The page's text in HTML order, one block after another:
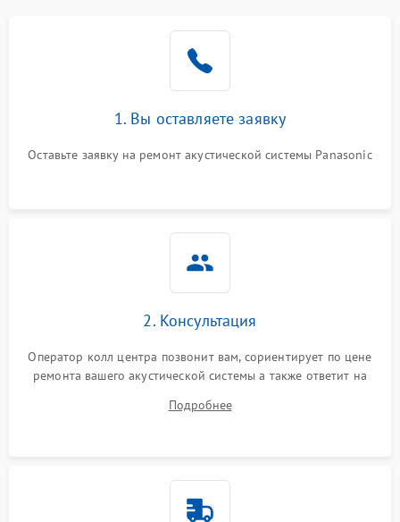
1. Вы оставляете заявку
Оставьте заявку на ремонт акустической системы Panasonic
2. Консультация
Оператор колл центра позвонит вам, сориентирует по цене
ремонта вашего акустической системы а также ответит на
Подробнее